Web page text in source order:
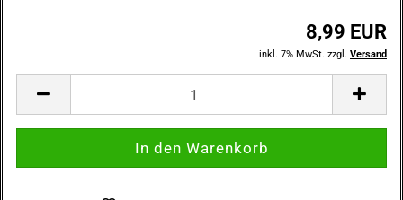
8,99 EUR
inkl. 7% MwSt. zzgl. Versand